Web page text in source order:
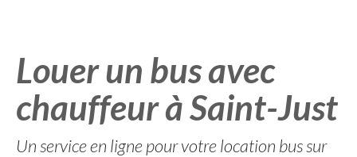
Louer un bus avec
chauffeur à Saint-Just
Un service en ligne pour votre location bus sur